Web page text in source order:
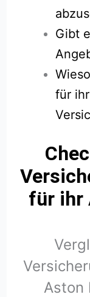
Gibt
für
für ihr
Aston